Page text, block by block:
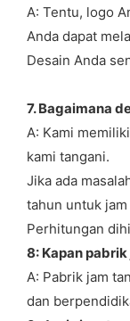
A: Tentu, logo
Anda dapat
Desain Anda
7. Bagaimana
A: Kami
kami tangani.
Jika ada
tahun untuk
Perhitungan
8: Kapan
A: Pabrik jam
dan